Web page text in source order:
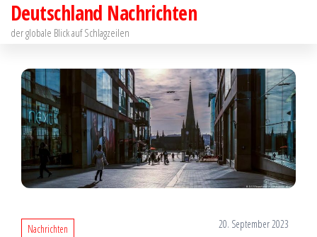
Zum
Inhalt
Deutschland Nachrichten
der globale Blick auf Schlagzeilen
Nachrichten 20. September 2023